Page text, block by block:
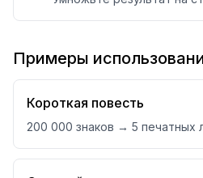
Примеры
Короткая повесть
200 000 знаков → 5 печатных